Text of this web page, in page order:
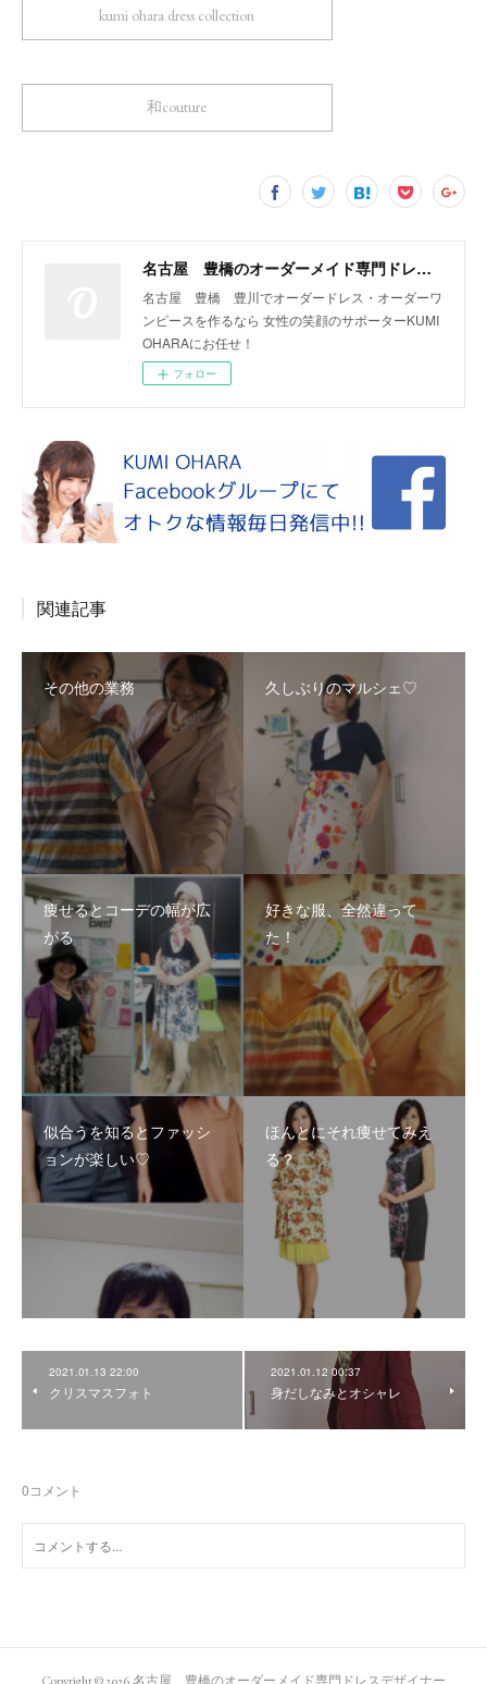
kumi ohara dress collection
和couture
名古屋 豊橋のオーダーメイド専門ドレスデザイナー KUMI OHARA
名古屋 豊橋 豊川でオーダードレス・オーダーワ
ンピースを作るなら 女性の笑顔のサポーターKUMI
OHARAにお任せ！
フォロー
関連記事
その他の業務 久しぶりのマルシェ♡
痩せるとコーデの幅が広
がる
好きな服、全然違って
た！
似合うを知るとファッシ
ョンが楽しい♡
ほんとにそれ痩せてみえ
る？
2021.01.13 22:00
クリスマスフォト
2021.01.12 00:37
身だしなみとオシャレ
0コメント